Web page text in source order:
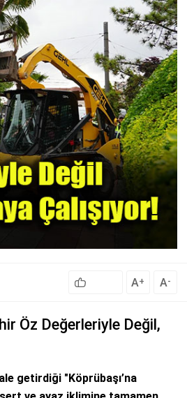
A+ A-
Öz Değerleriyle Değil,
getirdiği "Köprübaşı’na